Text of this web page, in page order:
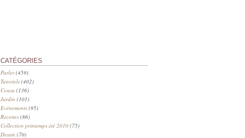
CATÉGORIES
Parler(459)
Tutoriels (402)
Cousu (136)
Jardin (101)
Evènements (95)
Recettes (86)
Collection printemps été 2010 (75)
Dessin (70)